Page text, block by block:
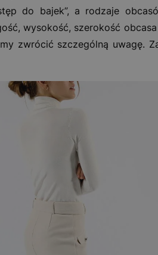
do bajek”, a rodzaje
wysokość, szerokość
zwrócić szczególną uwagę.